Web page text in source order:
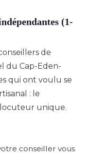
(1-
de
du Cap-Eden-
qui ont voulu se
: le
unique.
conseiller vous